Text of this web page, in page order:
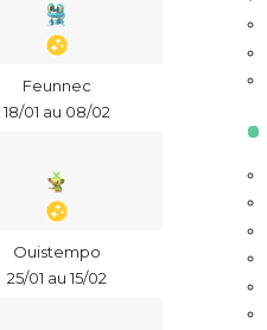
Feunnec
18/01 au 08/02
Ouistempo
25/01 au 15/02